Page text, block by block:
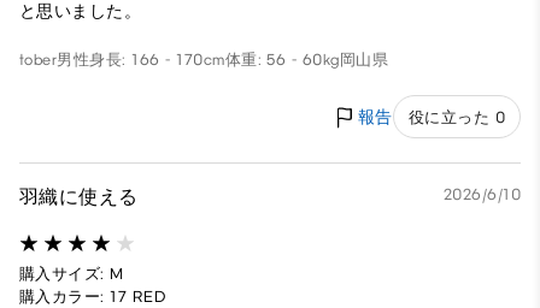
と思いました。
tober男性身長: 166 - 170cm体重: 56 - 60kg 岡山県
報告 役に立った 0
羽織に使える 2026/6/10
購入サイズ: M
購入カラー: 17 RED